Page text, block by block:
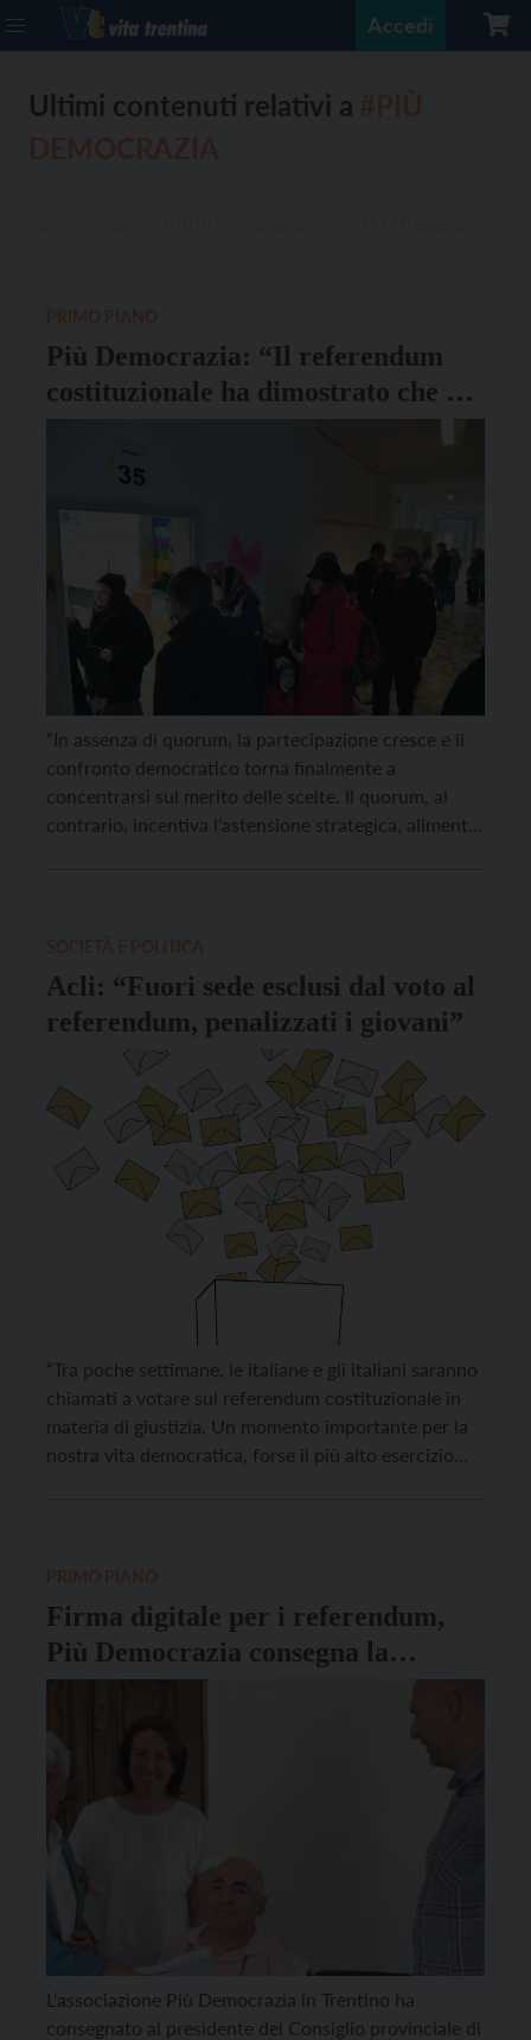
Accedi
Ultimi contenuti relativi a
Più Democrazia: “Il referendum
costituzionale ha dimostrato che è
possibile superare il ‘quorum
virtuale’ del 50%”
“In assenza di quorum, la partecipazione cresce e il
confronto democratico torna finalmente a
concentrarsi sul merito delle scelte. Il quorum, al
contrario, incentiva l’astensione strategica, alimenta
Acli: “Fuori sede esclusi dal voto al
referendum, penalizzati i giovani”
“Tra poche settimane, le italiane e gli italiani saranno
chiamati a votare sul referendum costituzionale in
materia di giustizia. Un momento importante per la
nostra vita democratica, forse il più alto esercizio
Firma digitale per i referendum,
Più Democrazia consegna la
petizione a Soini
​​​​L’associazione Più Democrazia in Trentino ha
consegnato al presidente del Consiglio provinciale di